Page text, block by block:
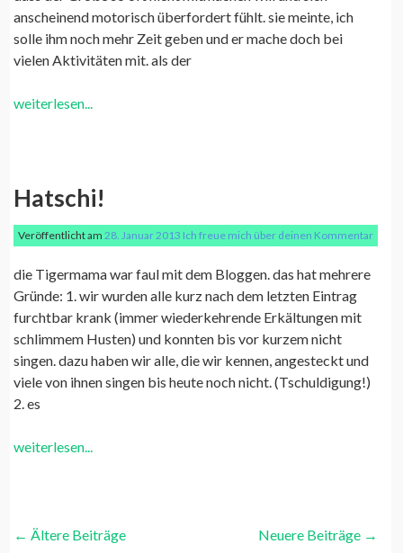
anscheinend motorisch überfordert fühlt. sie meinte, ich
solle ihm noch mehr Zeit geben und er mache doch bei
vielen Aktivitäten mit. als der
weiterlesen...
Hatschi!
Veröffentlicht am28. Januar 2013 Ich freue mich über deinen Kommentar
die Tigermama war faul mit dem Bloggen. das hat mehrere
Gründe: 1. wir wurden alle kurz nach dem letzten Eintrag
furchtbar krank (immer wiederkehrende Erkältungen mit
schlimmem Husten) und konnten bis vor kurzem nicht
singen. dazu haben wir alle, die wir kennen, angesteckt und
viele von ihnen singen bis heute noch nicht. (Tschuldigung!)
2. es
weiterlesen...
Post
← Ältere Beiträge Neuere Beiträge →